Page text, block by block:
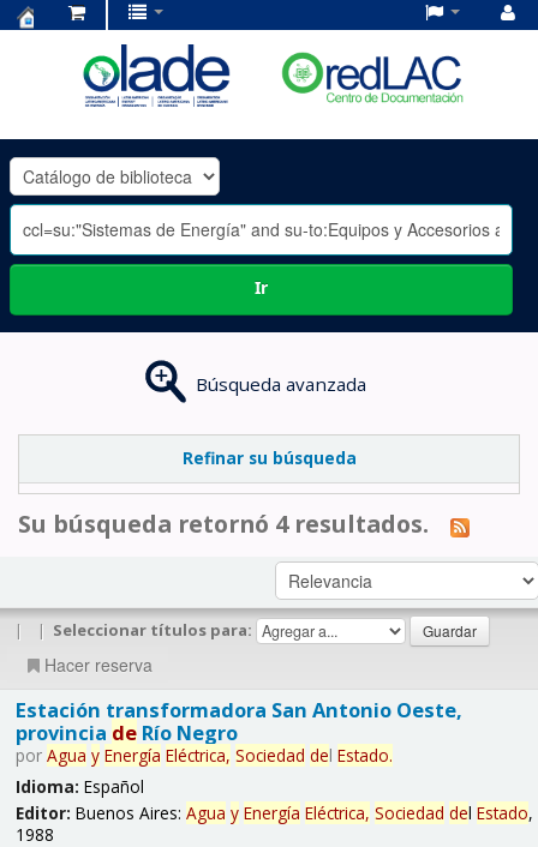
OLADE
-
Ir
Búsqueda avanzada
Refinar su búsqueda
Su búsqueda retornó 4 resultados.
| | Seleccionar títulos para:
Hacer reserva
Estación transformadora San Antonio Oeste,
provincia deRío Negro
por Agua y Energía Eléctrica, Sociedad del Estado.
Idioma: Español
Editor: Buenos Aires: Agua y Energía Eléctrica, Sociedad del Estado,
1988